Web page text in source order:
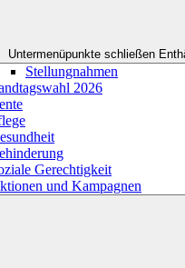
Untermenüpunkte schließen
Stellungnahmen
2026
Gerechtigkeit
und Kampagnen